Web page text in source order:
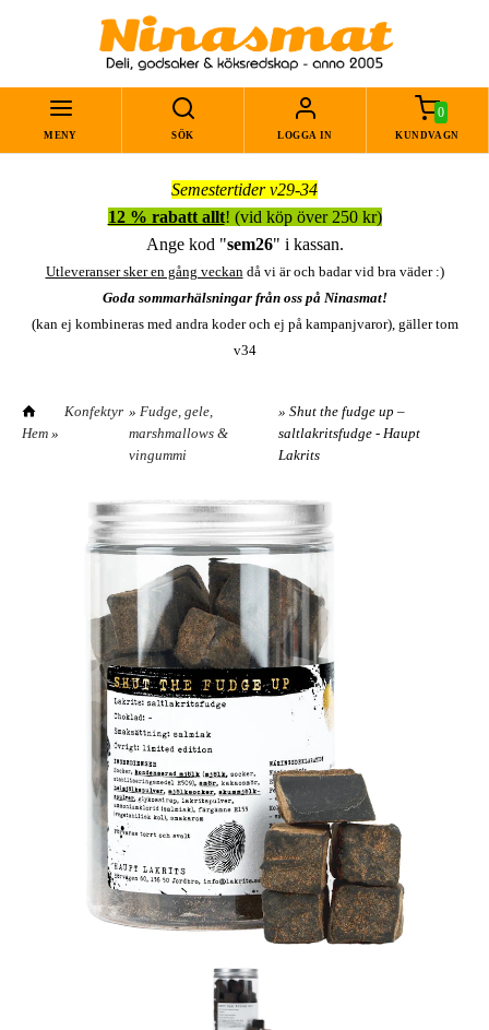
MENY SÖK LOGGA IN
0
KUNDVAGN
Semestertider v29-34
12 % rabatt allt! (vid köp över 250 kr)
Ange kod "sem26" i kassan.
Utleveranser sker en gång veckandå vi är och badar vid bra väder :)
Goda sommarhälsningar från oss på Ninasmat!
(kan ej kombineras med andra koder och ej på kampanjvaror), gäller tom
v34
Hem »
Konfektyr » Fudge, gele,
marshmallows &
vingummi
» Shut the fudge up –
saltlakritsfudge - Haupt
Lakrits